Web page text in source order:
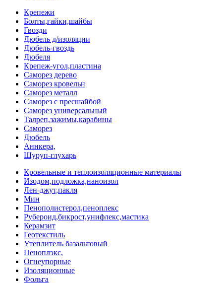
Крепежи
Болты,гайки,шайбы
Гвозди
Дюбель д/изоляции
Дюбель-гвоздь
Дюбеля
Крепеж-угол,пластина
Саморез дерево
Саморез кровельн
Саморез металл
Саморез с пресшайбой
Саморез универсальный
Талреп,зажимы,карабины
Саморез
Дюбель
Аннкера,
Шуруп-глухарь
Кровельные и теплоизоляционные материалы
Изодом,подложка,наноизол
Лен-джут,пакля
Мин
Пенополистерол,пеноплекс
Рубероид,бикрост,унифлекс,мастика
Керамзит
Геотекстиль
Утеплитель базальтовый
Пеноплэкс,
Огнеупорные
Изоляционные
Фольга